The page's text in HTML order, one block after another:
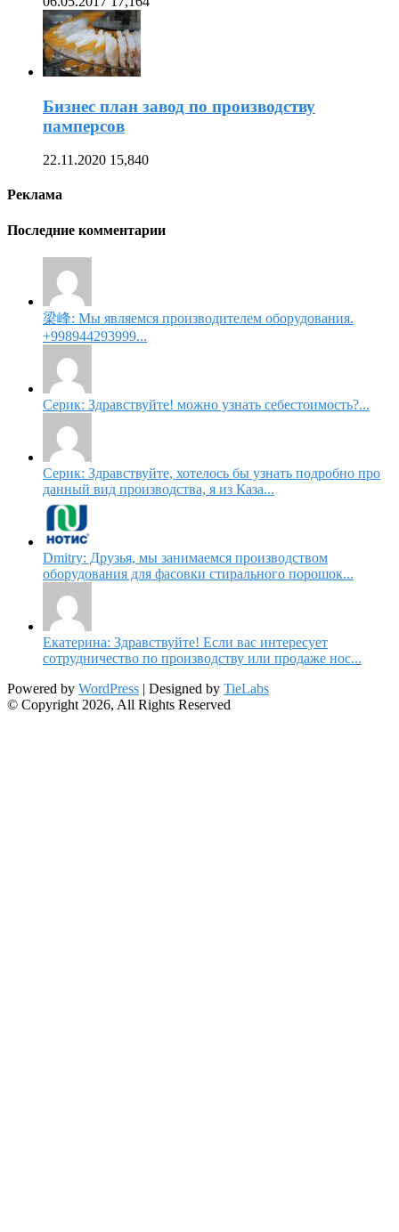
Бизнес план завод по производству
памперсов
22.11.2020 15,840
Реклама
Последние комментарии
梁峰: Мы являемся производителем оборудования.
+998944293999...
Серик: Здравствуйте! можно узнать себестоимость?...
Серик: Здравствуйте, хотелось бы узнать подробно про
данный вид производства, я из Каза...
Dmitry: Друзья, мы занимаемся производством
оборудования для фасовки стирального порошок...
Екатерина: Здравствуйте! Если вас интересует
сотрудничество по производству или продаже нос...
Powered by WordPress | Designed by TieLabs
© Copyright 2026, All Rights Reserved